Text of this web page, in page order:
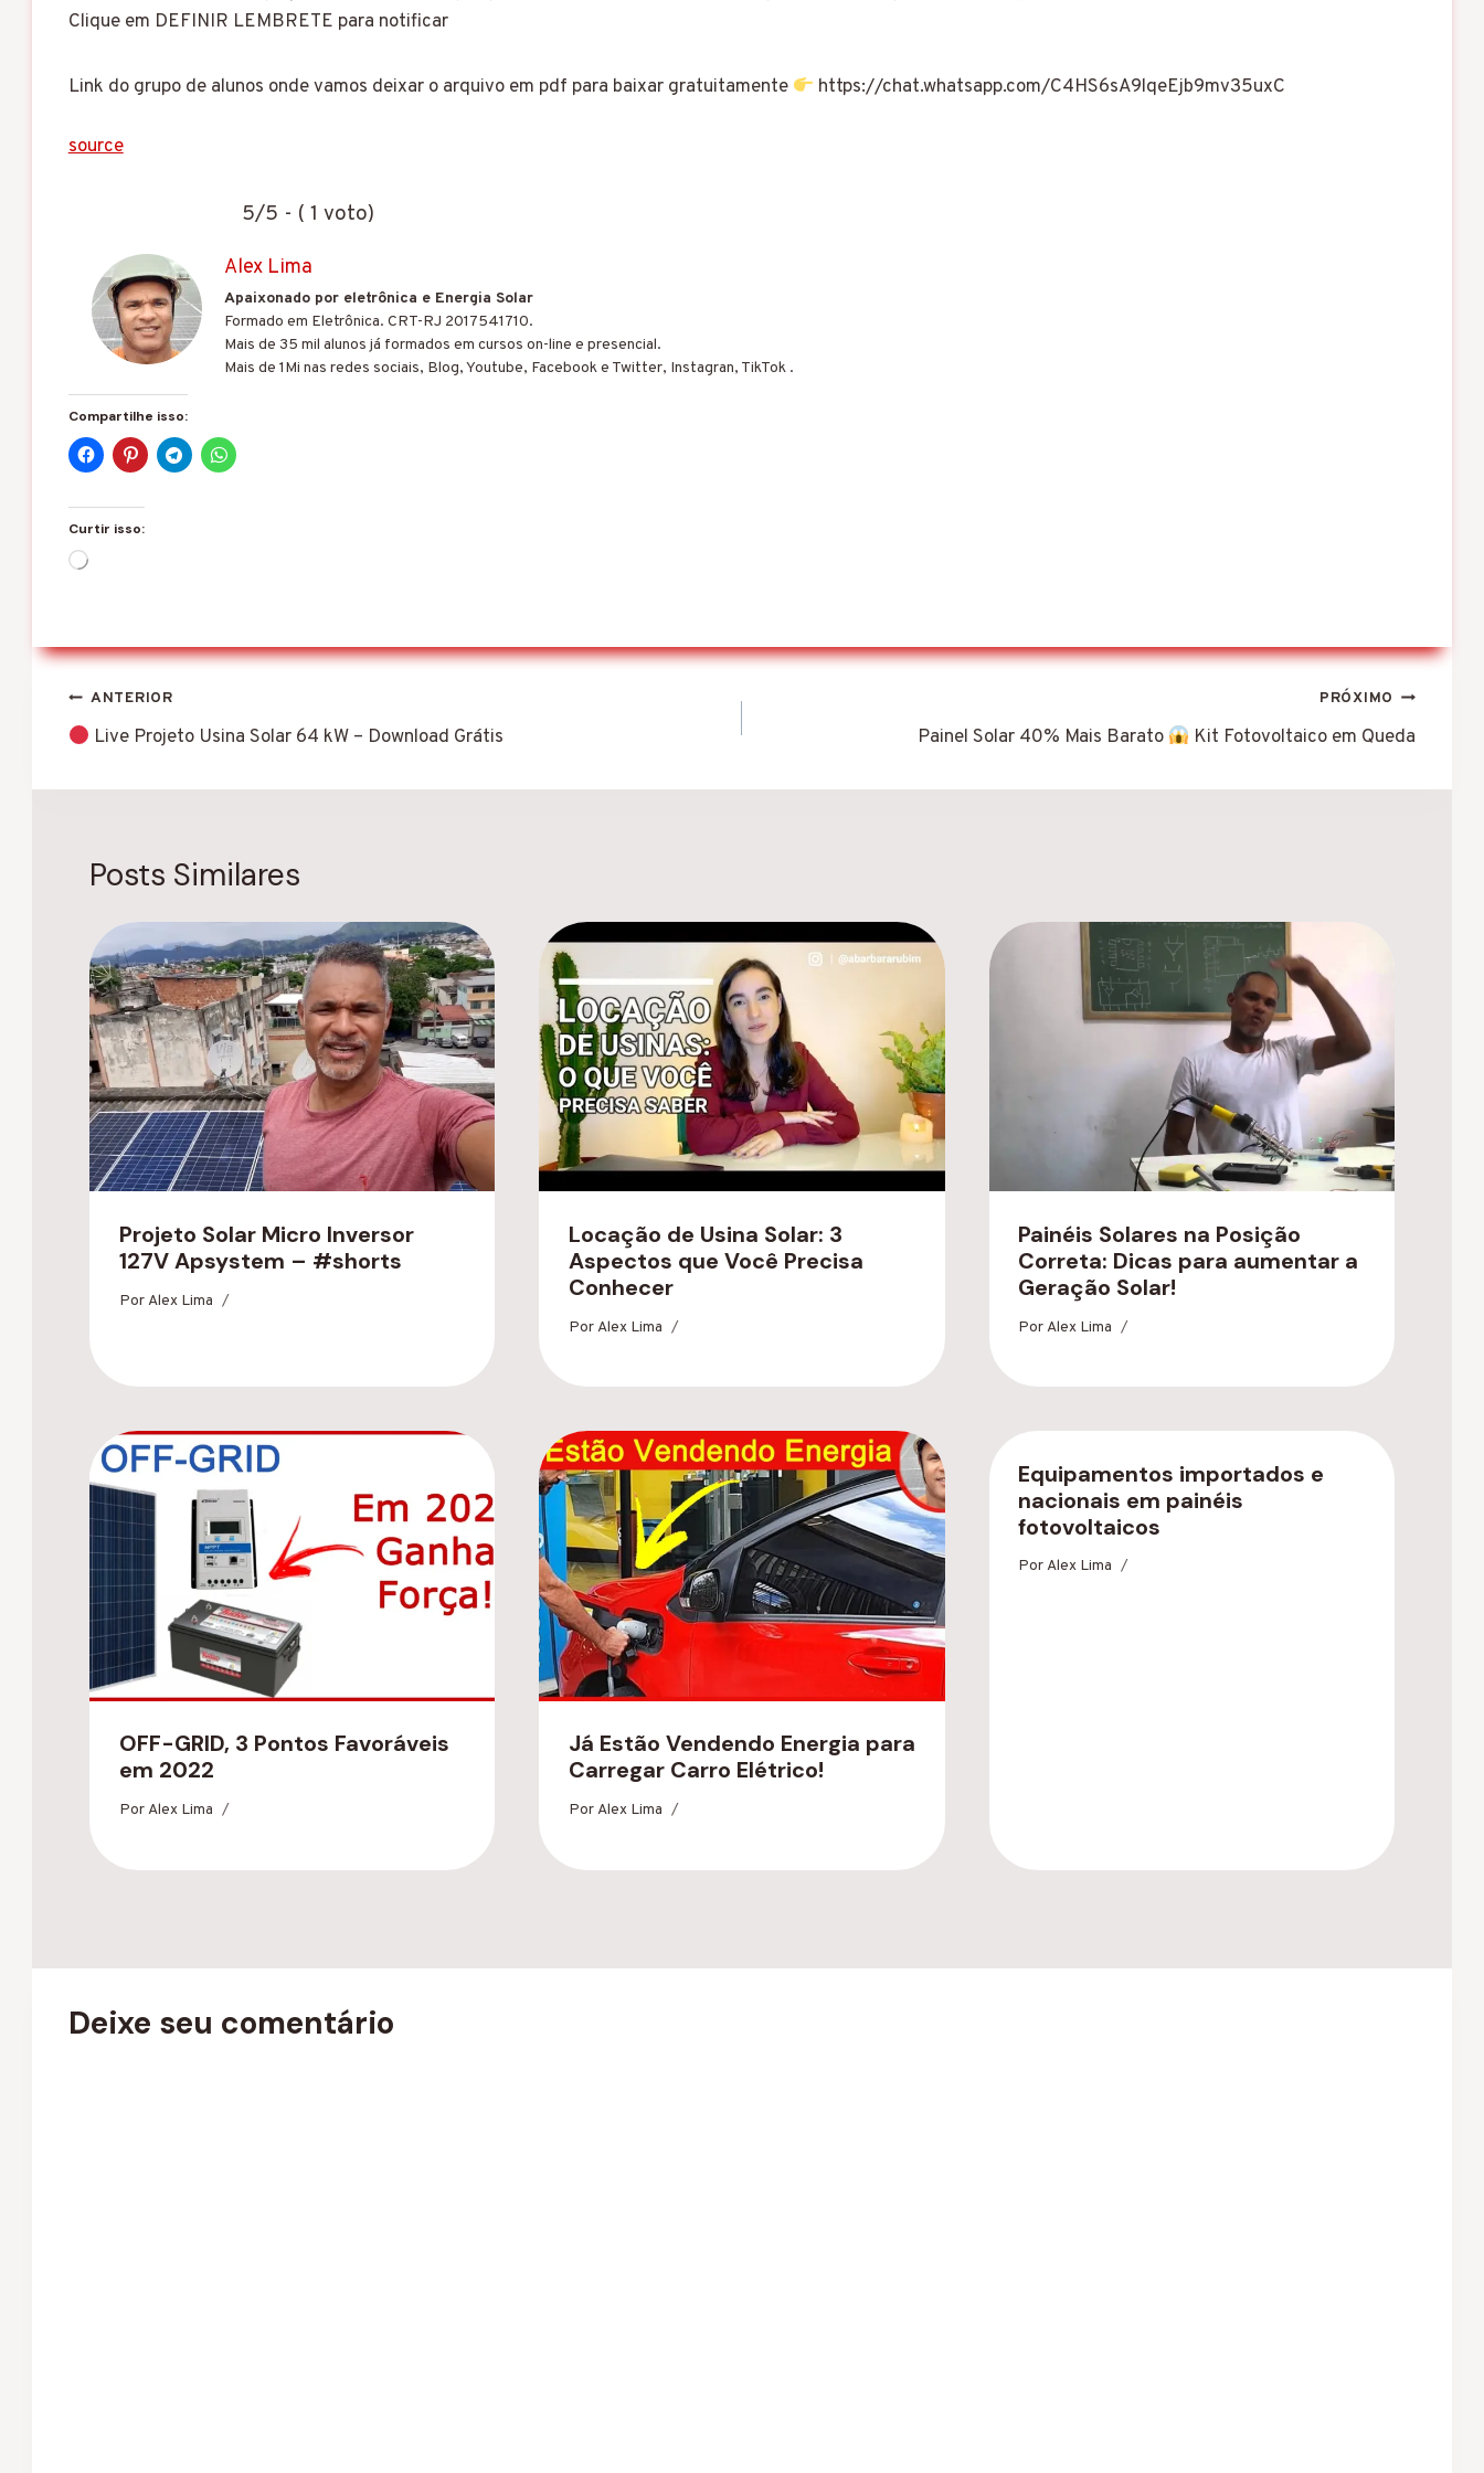
Clique em DEFINIR LEMBRETE para notificar
Link do grupo de alunos onde vamos deixar o arquivo em pdf para baixar gratuitamente https://chat.whatsapp.com/C4HS6sA9lqeEjb9mv35uxC
source
5/5 - ( 1 voto)
Alex Lima
Apaixonado por eletrônica e Energia Solar
Formado em Eletrônica. CRT-RJ 2017541710.
Mais de 35 mil alunos já formados em cursos on-line e presencial.
Mais de 1Mi nas redes sociais, Blog, Youtube, Facebook e Twitter, Instagran, TikTok .
Compartilhe isso:
Curtir isso:
C
e
g
n
d
.
Navegação
de
Post
ANTERIOR
Live Projeto Usina Solar 64 kW – Download Grátis
PRÓXIMO
Painel Solar 40% Mais Barato Kit Fotovoltaico em Queda
Posts Similares
Projeto Solar Micro Inversor
127V Apsystem – #shorts
PorAlex Lima
Locação de Usina Solar: 3
Aspectos que Você Precisa
Conhecer
PorAlex Lima
Painéis Solares na Posição
Correta: Dicas para aumentar a
Geração Solar!
PorAlex Lima
OFF-GRID, 3 Pontos Favoráveis
em 2022
PorAlex Lima
Já Estão Vendendo Energia para
Carregar Carro Elétrico!
PorAlex Lima
Equipamentos importados e
nacionais em painéis
fotovoltaicos
PorAlex Lima
Deixe seu comentário